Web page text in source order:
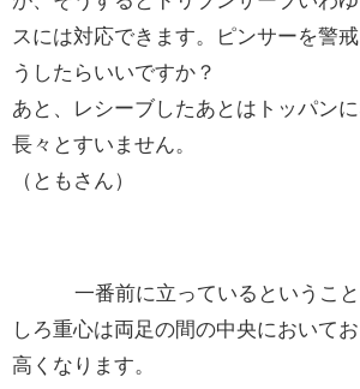
スには対応できます。ピンサーを警
うしたらいいですか？
あと、レシーブしたあとはトッパン
長々とすいません。
（ともさん）
一番前に立っているというこ
しろ重心は両足の間の中央において
高くなります。